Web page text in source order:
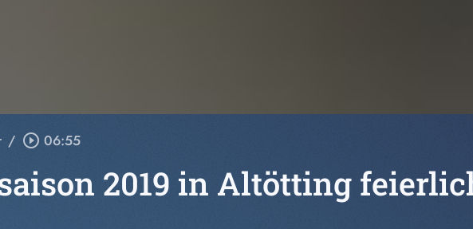
/ play_circle_outline 06:55
2019 in Altötting